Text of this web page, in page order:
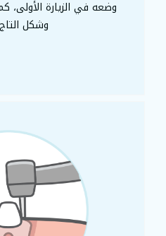
وضعه في الزيارة
وشكل